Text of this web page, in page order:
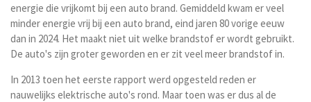
energie die vrijkomt bij een auto brand. Gemiddeld kwam er veel
minder energie vrij bij een auto brand, eind jaren 80 vorige eeuw
dan in 2024. Het maakt niet uit welke brandstof er wordt gebruikt.
De auto's zijn groter geworden en er zit veel meer brandstof in.
In 2013 toen het eerste rapport werd opgesteld reden er
nauwelijks elektrische auto's rond. Maar toen was er dus al de